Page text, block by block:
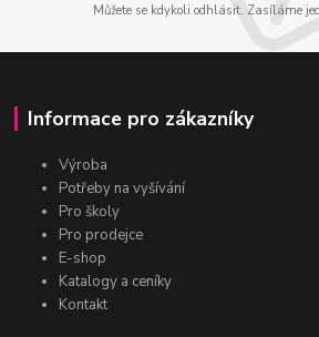
Můžete se kdykoli odhlásit. Zasíláme
Informace pro zákazníky
Výroba
Potřeby na vyšívání
Pro školy
Pro prodejce
E-shop
Katalogy a ceníky
Kontakt